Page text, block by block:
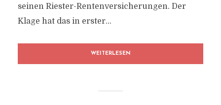
seinen Riester-Rentenversicherungen. Der
Klage hat das in erster...
WEITERLESEN